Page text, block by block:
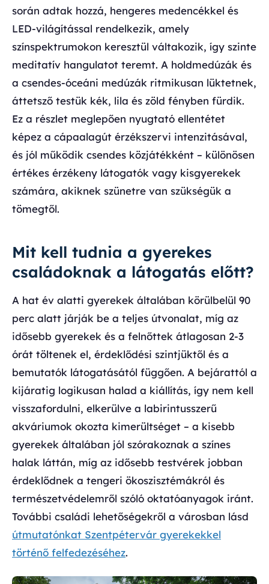
során adtak hozzá, hengeres medencékkel és
LED-világítással rendelkezik, amely
színspektrumokon keresztül váltakozik, így szinte
meditatív hangulatot teremt. A holdmedúzák és
a csendes-óceáni medúzák ritmikusan lüktetnek,
áttetsző testük kék, lila és zöld fényben fürdik.
Ez a részlet meglepően nyugtató ellentétet
képez a cápaalagút érzékszervi intenzitásával,
és jól működik csendes közjátékként – különösen
értékes érzékeny látogatók vagy kisgyerekek
számára, akiknek szünetre van szükségük a
tömegtől.
Mit kell tudnia a gyerekes
családoknak a látogatás előtt?
A hat év alatti gyerekek általában körülbelül 90
perc alatt járják be a teljes útvonalat, míg az
idősebb gyerekek és a felnőttek átlagosan 2-3
órát töltenek el, érdeklődési szintjüktől és a
bemutatók látogatásától függően. A bejárattól a
kijáratig logikusan halad a kiállítás, így nem kell
visszafordulni, elkerülve a labirintusszerű
akváriumok okozta kimerültséget – a kisebb
gyerekek általában jól szórakoznak a színes
halak láttán, míg az idősebb testvérek jobban
érdeklődnek a tengeri ökoszisztémákról és
természetvédelemről szóló oktatóanyagok iránt.
További családi lehetőségekről a városban lásd
útmutatónkat Szentpétervár gyerekekkel
történő felfedezéséhez.